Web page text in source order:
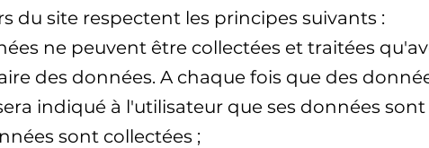
du site respectent les principes suivants :
ne peuvent être collectées et traitées
des données. A chaque fois que des
indiqué à l'utilisateur que ses données sont
sont collectées ;